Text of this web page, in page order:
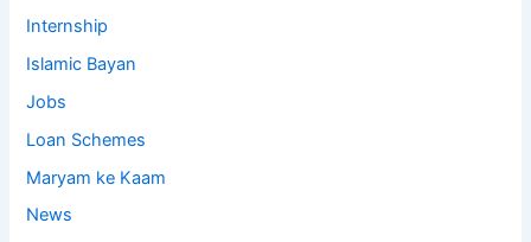
Internship
Islamic Bayan
Jobs
Loan Schemes
Maryam ke Kaam
News